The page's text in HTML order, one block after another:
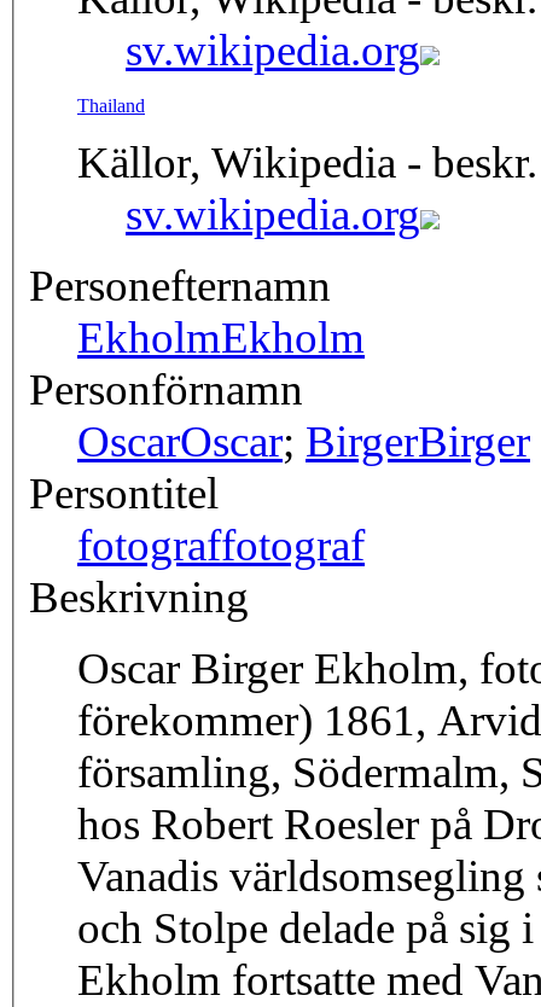
sv.wikipedia.org
Thailand
Källor, Wikipedia -
sv.wikipedia.org
Personefternamn
EkholmEkholm
Personförnamn
OscarOscar; BirgerBirger
Persontitel
fotograffotograf
Beskrivning
Oscar Birger Ekholm,
förekommer) 1861,
församling, Södermalm,
hos Robert Roesler på
Vanadis
och Stolpe delade på
Ekholm fortsatte med